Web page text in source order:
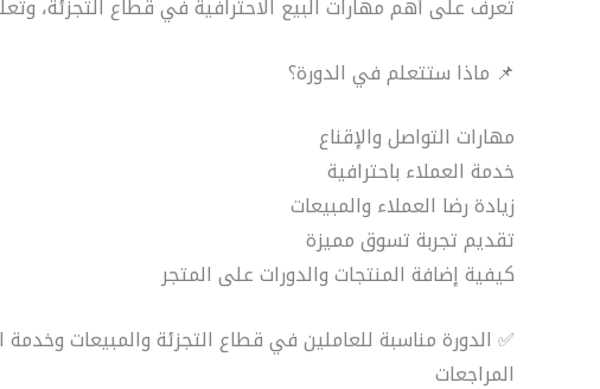
تعرف على أهم مهارات البيع الاحترافية في قطاع التجزئة،
📌 ماذا ستتعلم في الدورة؟
مهارات التواصل والإقناع
خدمة العملاء باحترافية
زيادة رضا العملاء والمبيعات
تقديم تجربة تسوق مميزة
كيفية إضافة المنتجات والدورات على المتجر
✅ الدورة مناسبة للعاملين في قطاع التجزئة والمبيعات وخدمة
المراجعات